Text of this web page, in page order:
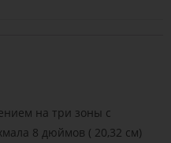
на три зоны с
8 дюймов ( 20,32 см)